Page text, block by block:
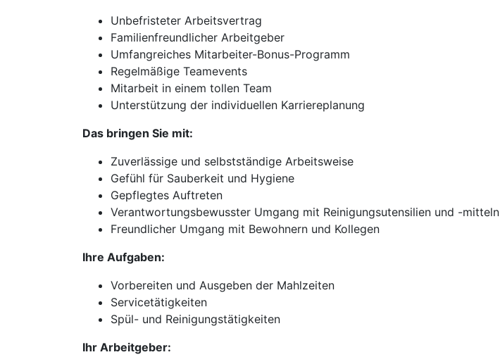
Unbefristeter Arbeitsvertrag
Familienfreundlicher Arbeitgeber
Umfangreiches Mitarbeiter-Bonus-Programm
Regelmäßige Teamevents
Mitarbeit in einem tollen Team
Unterstützung der individuellen Karriereplanung
Das bringen Sie mit:
Zuverlässige und selbstständige Arbeitsweise
Gefühl für Sauberkeit und Hygiene
Gepflegtes Auftreten
Verantwortungsbewusster Umgang mit Reinigungsutensilien und -mitteln
Freundlicher Umgang mit Bewohnern und Kollegen
Ihre Aufgaben:
Vorbereiten und Ausgeben der Mahlzeiten
Servicetätigkeiten
Spül- und Reinigungstätigkeiten
Ihr Arbeitgeber: